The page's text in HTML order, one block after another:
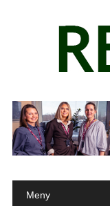
Main
Meny